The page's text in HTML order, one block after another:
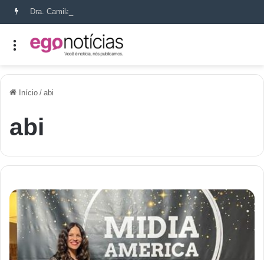
Início / abi
abi